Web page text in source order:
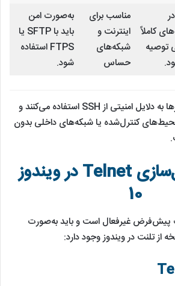
کاملاً
توصیه
مناسب برای
اینترنت و
شبکه‌های
حساس
به‌صورت امن
باید با SFTP یا
FTPS استفاده
شود.
امروزه تقریباً تمامی سرورها به دلایل امنیتی از SSH استفاده می‌کنند و
محیط‌های کنترل‌شده یا شبکه‌های داخلی بدون
آموزش فعال‌سازی Telnet در ویندوز
10
پیش‌فرض غیرفعال است و باید به‌صورت
تلنت در ویندوز وجود دارد: